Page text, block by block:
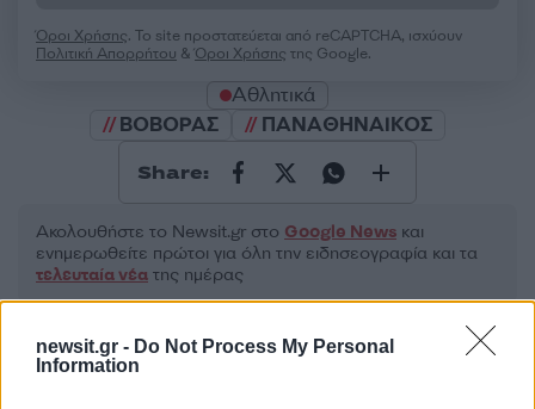
newsit.gr - Do Not Process My Personal
Information
Όροι Χρήσης. Το site προστατεύεται από reCAPTCHA, ισχύουν
Πολιτική Απορρήτου &Όροι Χρήσης της Google.
Αθλητικά
ΒΟΒΟΡΑΣ
ΠΑΝΑΘΗΝΑΙΚΟΣ
Share:
Ακολουθήστε το Νewsit.gr στο Google News και
ενημερωθείτε πρώτοι για όλη την ειδησεογραφία και τα
τελευταία νέα της ημέρας